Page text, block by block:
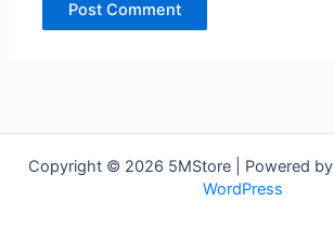
Copyright © 2026 5MStore | Powered by
WordPress